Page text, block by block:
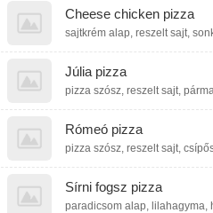
Cheese chicken pizza
sajtkrém alap, reszelt sajt,
Júlia pizza
pizza szósz, reszelt sajt,
Rómeó pizza
pizza szósz, reszelt sajt,
Sírni fogsz pizza
paradicsom alap, lilahagyma,